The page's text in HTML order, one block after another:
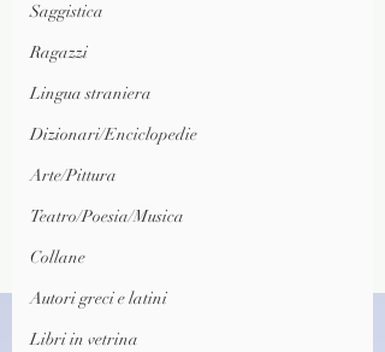
Saggistica
Ragazzi
Lingua straniera
Dizionari/Enciclopedie
Arte/Pittura
Teatro/Poesia/Musica
Collane
Autori greci e latini
Libri in vetrina